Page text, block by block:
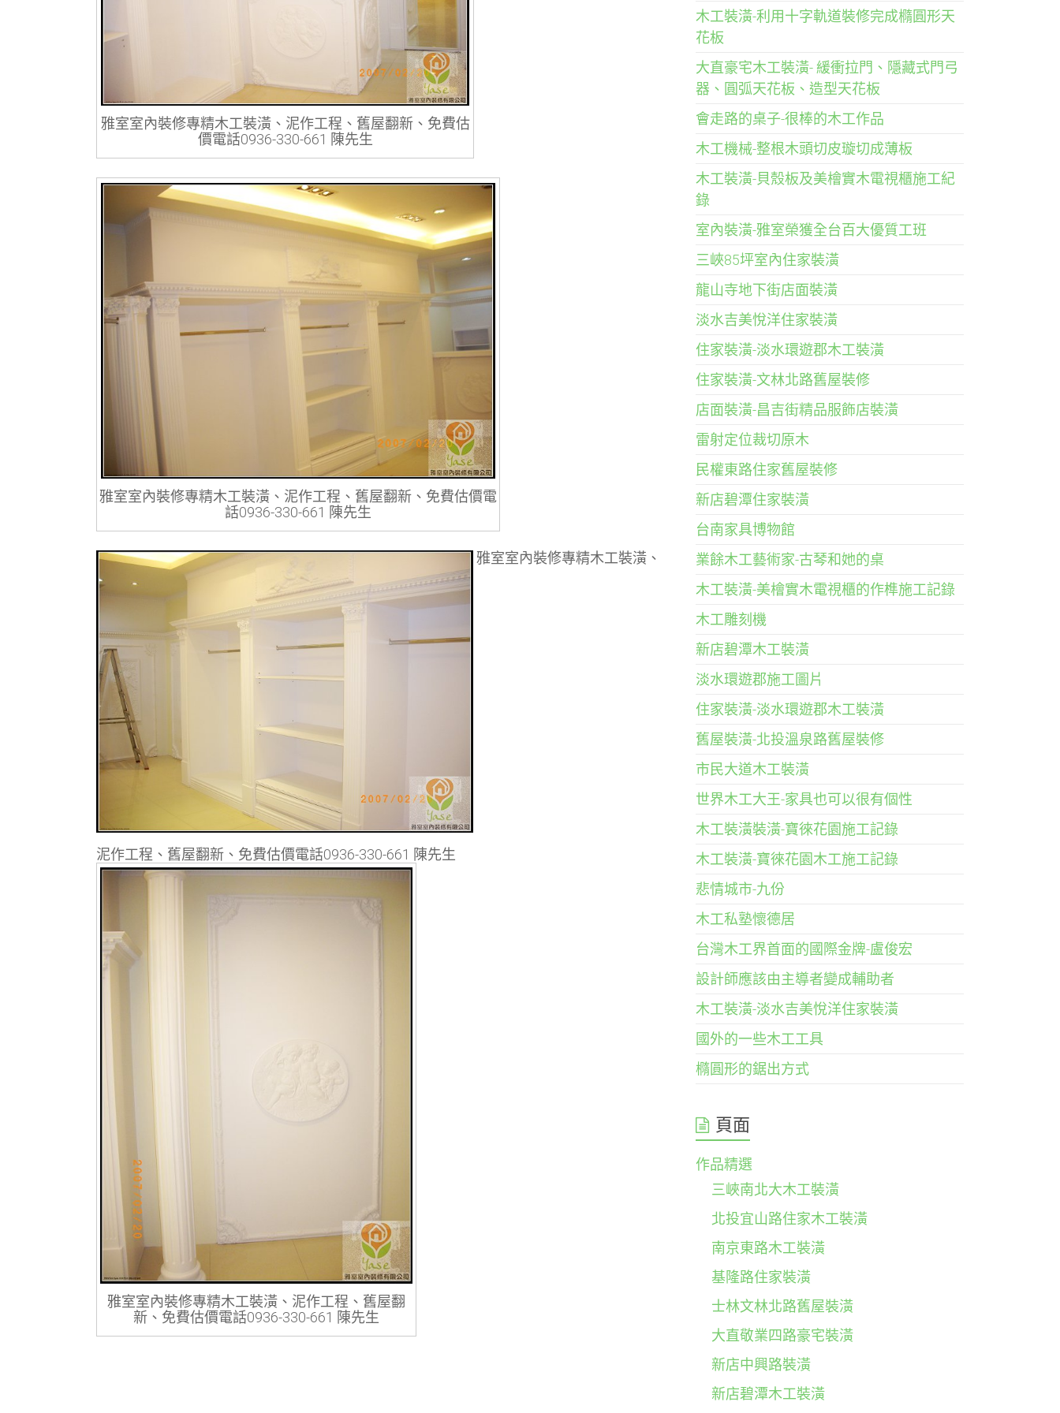
雅室室內裝修專精木工裝潢、泥作工程、舊屋翻新、免費估
價電話0936-330-661 陳先生
雅室室內裝修專精木工裝潢、泥作工程、舊屋翻新、免費估價電
話0936-330-661 陳先生
雅室室內裝修專精木工裝潢、
泥作工程、舊屋翻新、免費估價電話0936-330-661 陳先生
雅室室內裝修專精木工裝潢、泥作工程、舊屋翻
新、免費估價電話0936-330-661 陳先生
木工裝潢-利用十字軌道裝修完成橢圓形天
花板
大直豪宅木工裝潢- 緩衝拉門、隱藏式門弓
器、圓弧天花板、造型天花板
會走路的桌子-很棒的木工作品
木工機械-整根木頭切皮璇切成薄板
木工裝潢-貝殼板及美檜實木電視櫃施工紀
錄
室內裝潢-雅室榮獲全台百大優質工班
三峽85坪室內住家裝潢
龍山寺地下街店面裝潢
淡水吉美悅洋住家裝潢
住家裝潢-淡水環遊郡木工裝潢
住家裝潢-文林北路舊屋裝修
店面裝潢-昌吉街精品服飾店裝潢
雷射定位裁切原木
民權東路住家舊屋裝修
新店碧潭住家裝潢
台南家具博物館
業餘木工藝術家-古琴和她的桌
木工裝潢-美檜實木電視櫃的作榫施工記錄
木工雕刻機
新店碧潭木工裝潢
淡水環遊郡施工圖片
住家裝潢-淡水環遊郡木工裝潢
舊屋裝潢-北投溫泉路舊屋裝修
市民大道木工裝潢
世界木工大王-家具也可以很有個性
木工裝潢裝潢-寶徠花園施工記錄
木工裝潢-寶徠花園木工施工記錄
悲情城市-九份
木工私塾懷德居
台灣木工界首面的國際金牌-盧俊宏
設計師應該由主導者變成輔助者
木工裝潢-淡水吉美悅洋住家裝潢
國外的一些木工工具
橢圓形的鋸出方式
頁面
作品精選
三峽南北大木工裝潢
北投宜山路住家木工裝潢
南京東路木工裝潢
基隆路住家裝潢
士林文林北路舊屋裝潢
大直敬業四路豪宅裝潢
新店中興路裝潢
新店碧潭木工裝潢